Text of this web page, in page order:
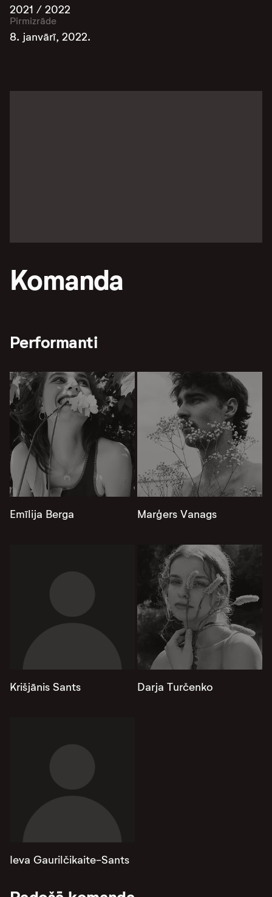
2021 / 2022
Pirmizrāde
8. janvārī, 2022.
Komanda
Performanti
Emīlija Berga Marģers Vanags
Krišjānis Sants Darja Turčenko
Ieva Gaurilčikaite-Sants